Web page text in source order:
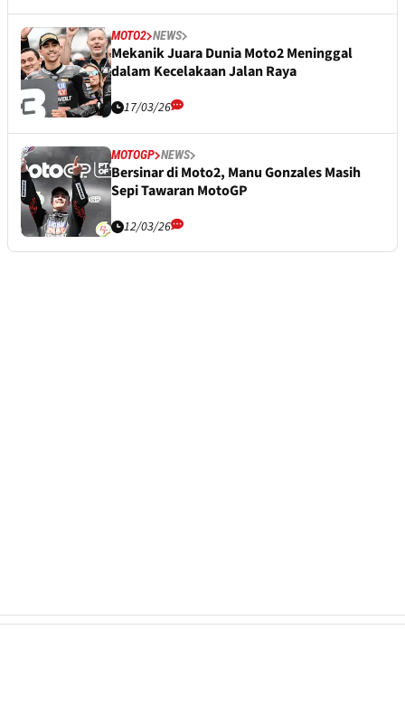
MOTO2 NEWS
Mekanik Juara Dunia Moto2 Meninggal
dalam Kecelakaan Jalan Raya
17/03/26
MOTOGP NEWS
Bersinar di Moto2, Manu Gonzales Masih
Sepi Tawaran MotoGP
12/03/26